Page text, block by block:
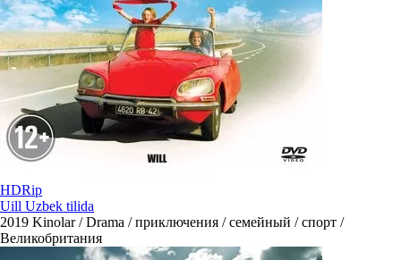
HDRip
Uill Uzbek tilida
2019 Kinolar / Drama / приключения / семейный / спорт /
Великобритания